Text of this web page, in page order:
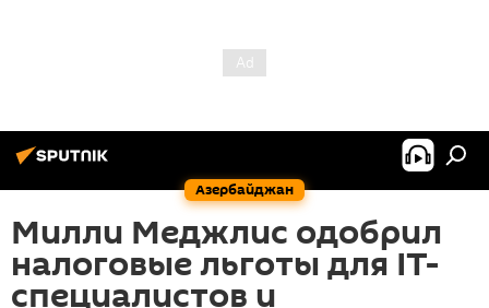
Азербайджан
Милли Меджлис одобрил
налоговые льготы для IT-
специалистов и